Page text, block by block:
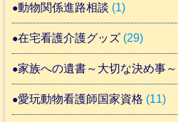
動物関係進路相談 (1)
在宅看護介護グッズ (29)
家族への遺書～大切な決め事～
愛玩動物看護師国家資格 (11)